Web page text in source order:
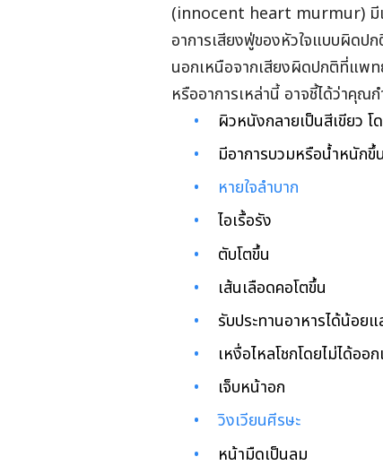
(innocent heart murmur) มี
อาการเสียงฟู่ของหัวใจแบบผิด
นอกเหนือจากเสียงผิดปกติที่แพ
หรืออาการเหล่านี้ อาจชี้ได้ว่าคุณ
ผิวหนังกลายเป็นสีเขียว
มีอาการบวมหรือน้ำหนัก
หายใจลำบาก
ไอเรื้อรัง
ตับโตขึ้น
เส้นเลือดคอโตขึ้น
รับประทานอาหารได้น้อย
เหงื่อไหลโชกโดยไม่ได้อ
เจ็บหน้าอก
วิงเวียนศีรษะ
หน้ามืดเป็นลม